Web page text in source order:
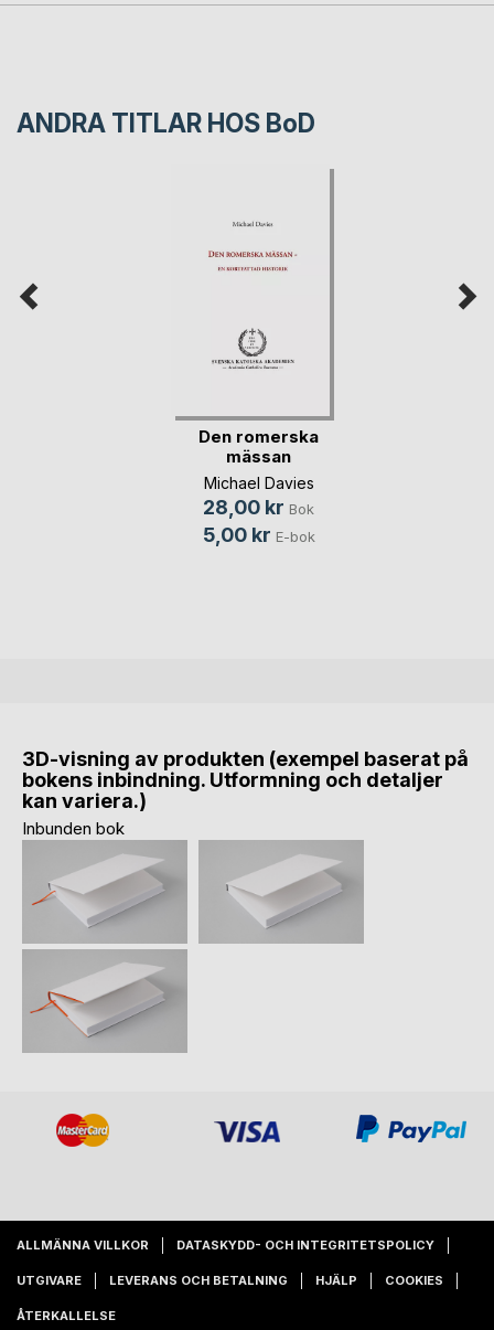
ANDRA TITLAR HOS BoD
Den romerska
mässan
Michael Davies
28,00 kr Bok
5,00 kr E-bok
3D-visning av produkten (exempel baserat på
bokens inbindning. Utformning och detaljer
kan variera.)
Inbunden bok
ALLMÄNNA VILLKOR DATASKYDD- OCH INTEGRITETSPOLICY
UTGIVARE LEVERANS OCH BETALNING HJÄLP COOKIES
ÅTERKALLELSE